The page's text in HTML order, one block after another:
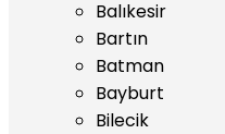
Balıkesir
Bartın
Batman
Bayburt
Bilecik